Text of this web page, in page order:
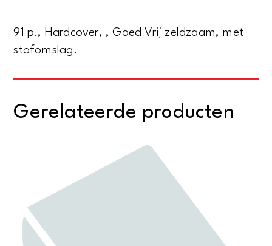
91 p., Hardcover, , Goed Vrij zeldzaam, met
stofomslag.
Gerelateerde producten